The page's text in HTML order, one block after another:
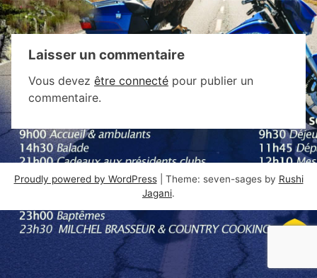
de
l’article
Laisser un commentaire
Vous devez être connecté pour publier un
commentaire.
Proudly powered by WordPress Theme: seven-sages by Rushi
Jagani.